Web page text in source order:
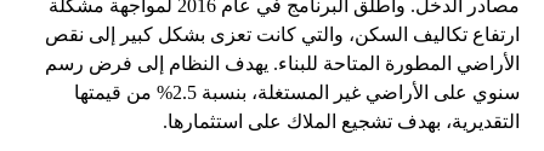
مصادر الدخل. وأُطلق البرنامج في عام 2016 لمواجهة مشكلة
ارتفاع تكاليف السكن، والتي كانت تعزى بشكل كبير إلى نقص
الأراضي المطورة المتاحة للبناء. يهدف النظام إلى فرض رسم
سنوي على الأراضي غير المستغلة، بنسبة 2.5% من قيمتها
التقديرية، بهدف تشجيع الملاك على استثمارها.